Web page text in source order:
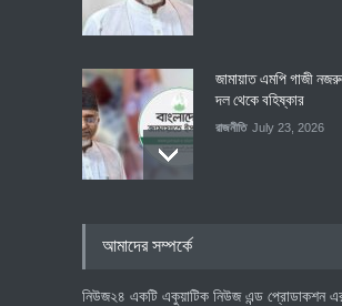
জামায়াত এমপি গাজী
দল থেকে বহিষ্কার
রাজনীতি July 23, 2026
আমাদের সম্পর্কে
নিউজ২৪ একটি একুয়াটিক নিউজ এন্ড প্রোডাকশন